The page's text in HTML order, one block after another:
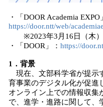
・「DOOR Academia EXPO
https://door.ntt/web/
※2023年3月16日（木）
・「DOOR」： https://
1．背景
現在、文部科学省が提示
育事業のデジタル化が促進
オンライン上での情報収集
で、進学・進路に関して、